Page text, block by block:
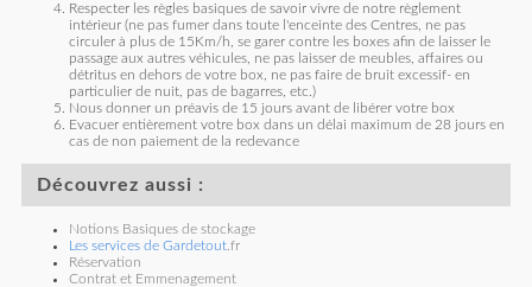
Respecter les règles basiques de savoir vivre de notre règlement
intérieur (ne pas fumer dans toute l'enceinte des Centres, ne pas
circuler à plus de 15Km/h, se garer contre les boxes afin de laisser le
passage aux autres véhicules, ne pas laisser de meubles, affaires ou
détritus en dehors de votre box, ne pas faire de bruit excessif- en
particulier de nuit, pas de bagarres, etc.)
Nous donner un préavis de 15 jours avant de libérer votre box
Evacuer entièrement votre box dans un délai maximum de 28 jours en
cas de non paiement de la redevance
Découvrez aussi :
Notions Basiques de stockage
Les services de Gardetout.fr
Réservation
Contrat et Emmenagement